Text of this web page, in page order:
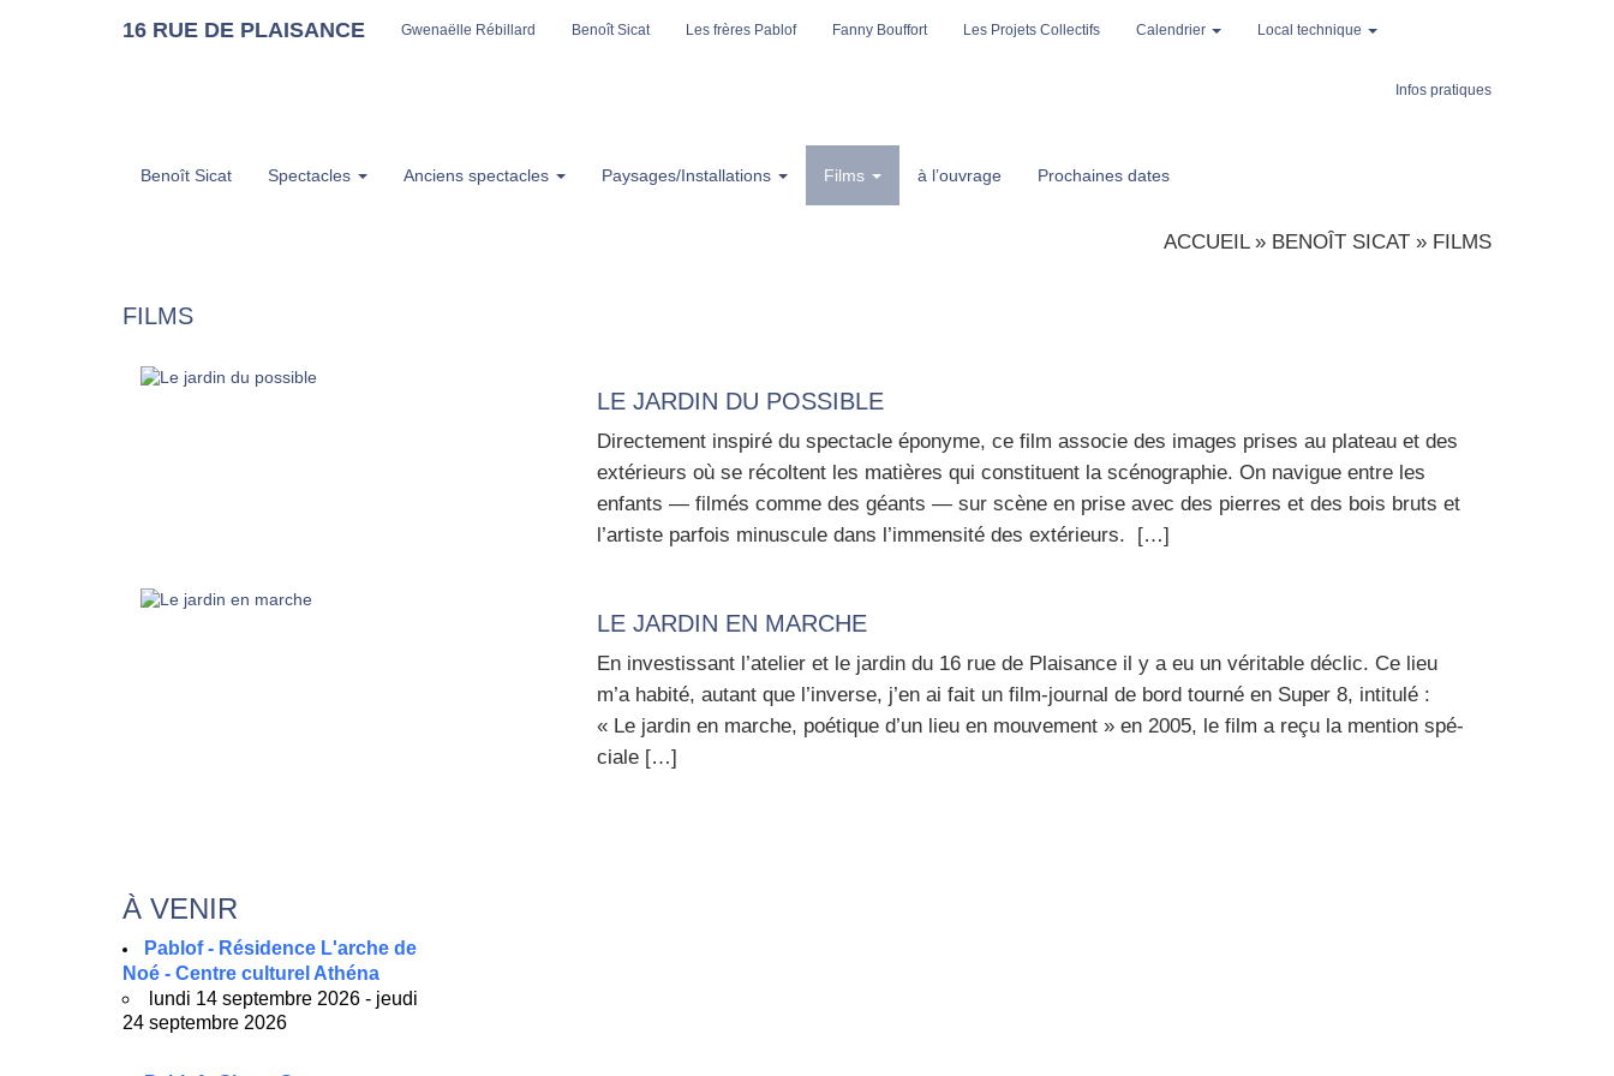
16 RUE DE PLAISANCE Gwenaëlle Rébillard Benoît Sicat Les frères Pablof Fanny Bouffort Les Projets Collectifs Calendrier Local technique
Infos pratiques
Benoît Sicat Spectacles Anciens spectacles Paysages/Installations Films à l’ouvrage Prochaines dates
ACCUEIL» BENOÎT SICAT » FILMS
FILMS
LE JARDIN DU POSSIBLE
Direc­te­ment ins­pi­ré du spec­tacle épo­nyme, ce film asso­cie des images prises au pla­teau et des
exté­rieurs où se récoltent les matières qui consti­tuent la scé­no­gra­phie. On navigue entre les
enfants — fil­més comme des géants — sur scène en prise avec des pierres et des bois bruts et
l’ar­tiste par­fois minus­cule dans l’im­men­si­té des exté­rieurs. […]
LE JARDIN EN MARCHE
En inves­tis­sant l’atelier et le jar­din du 16 rue de Plai­sance il y a eu un véri­table déclic. Ce lieu
m’a habi­té, autant que l’inverse, j’en ai fait un film-jour­­nal de bord tour­né en Super 8, inti­tu­lé :
« Le jar­din en marche, poé­tique d’un lieu en mou­ve­ment » en 2005, le film a reçu la men­tion spé­
ciale […]
À VENIR
Pablof - Résidence L'arche de
Noé - Centre culturel Athéna
lundi 14 septembre 2026 - jeudi
24 septembre 2026